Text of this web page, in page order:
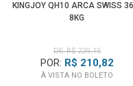
KINGJOY QH10 ARCA SWISS
8KG
DE: R$ 229,15
POR: R$ 210,82
À VISTA NO BOLETO